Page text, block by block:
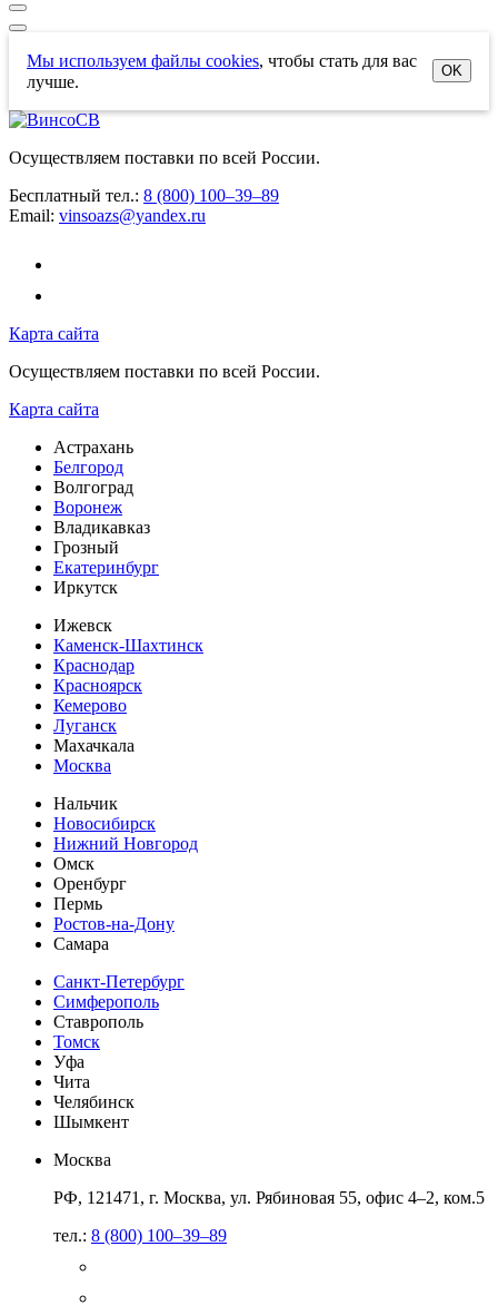
Мы используем файлы cookies, чтобы стать для вас
лучше.
OK
Осуществляем поставки по всей России.
Бесплатный тел.: 8 (800) 100–39–89
Email: vinsoazs@yandex.ru
Карта сайта
Осуществляем поставки по всей России.
Карта сайта
Астрахань
Белгород
Волгоград
Воронеж
Владикавказ
Грозный
Екатеринбург
Иркутск
Ижевск
Каменск-Шахтинск
Краснодар
Красноярск
Кемерово
Луганск
Махачкала
Москва
Нальчик
Новосибирск
Нижний Новгород
Омск
Оренбург
Пермь
Ростов-на-Дону
Самара
Санкт-Петербург
Симферополь
Ставрополь
Томск
Уфа
Чита
Челябинск
Шымкент
Москва
РФ, 121471, г. Москва, ул. Рябиновая 55, офис 4–2, ком.5
тел.: 8 (800) 100–39–89